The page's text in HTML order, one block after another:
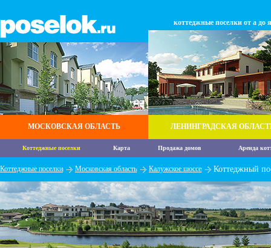
МОСКОВСКАЯ ОБЛАСТЬ
коттеджные поселки от а до я
ЛЕНИНГРАДСКАЯ
Коттеджные поселки Карта Продажа домов Аренда
Коттеджные поселки Московская область Калужское шоссе Коттеджный